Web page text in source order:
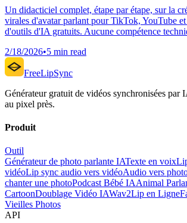
Un didacticiel complet, étape par étape, sur la
virales d'avatar parlant pour TikTok, YouTube
d'outils d'IA gratuits. Aucune compétence
2/18/2026•5 min read
FreeLipSync
Générateur gratuit de vidéos synchronisées
au pixel près.
Produit
Outil
Générateur de photo parlante IATexte en voix
vidéoLip sync audio vers vidéoAudio vers
chanter une photoPodcast Bébé IAAnimal
CartoonDoublage Vidéo IAWav2Lip en Ligne
Vieilles Photos
API